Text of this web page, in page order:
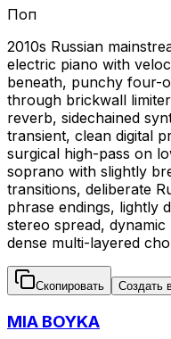
Поп
2010s Russian
electric piano with
beneath, punchy four-
through brickwall
reverb, sidechained
transient, clean digital
surgical high-pass on
soprano with slightly
transitions, deliberate
phrase endings, lightly
stereo spread,
dense multi-layered
Скопировать Создать
MIA BOYKA